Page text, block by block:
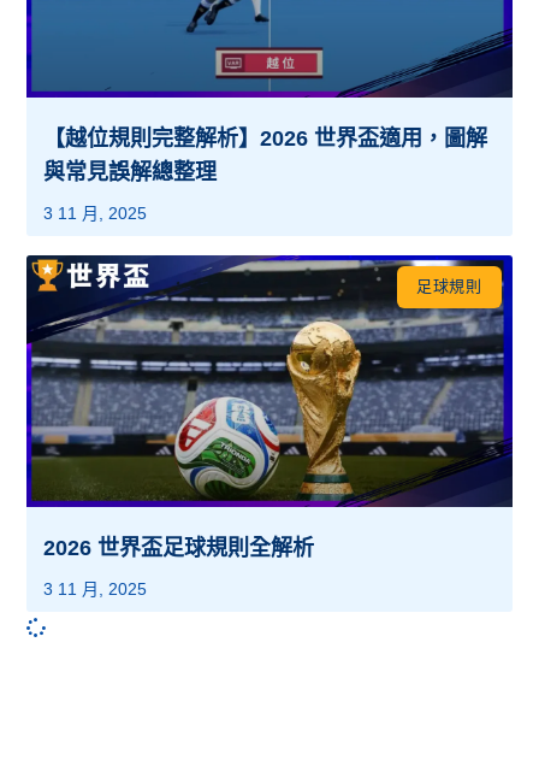
【越位規則完整解析】2026 世界盃適用，圖解
與常見誤解總整理
3 11 月, 2025
足球規則
2026 世界盃足球規則全解析
3 11 月, 2025